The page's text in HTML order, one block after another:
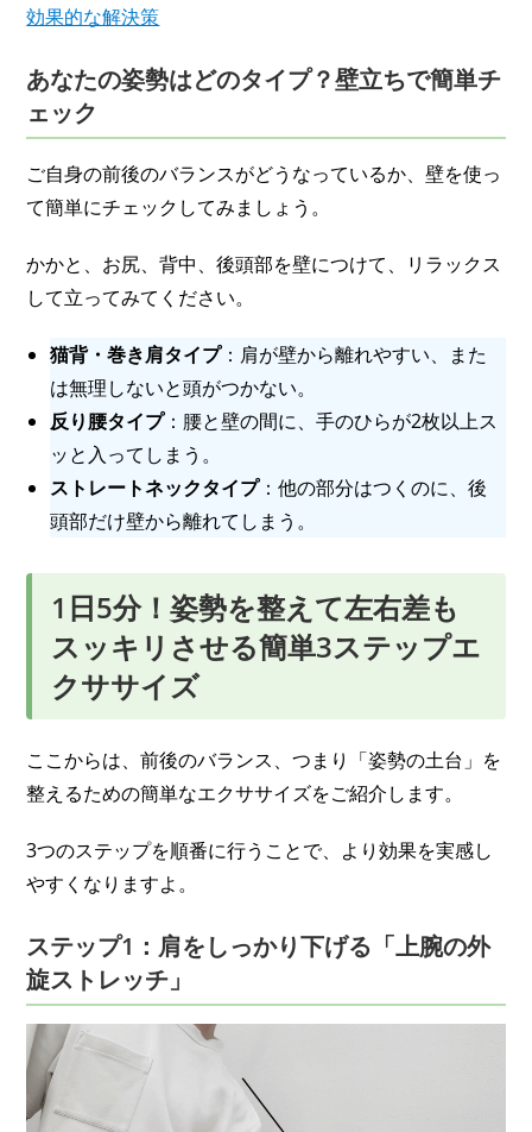
効果的な解決策
あなたの姿勢はどのタイプ？壁立ちで簡単チ
ェック
ご自身の前後のバランスがどうなっているか、壁を使っ
て簡単にチェックしてみましょう。
かかと、お尻、背中、後頭部を壁につけて、リラックス
して立ってみてください。
猫背・巻き肩タイプ：肩が壁から離れやすい、また
は無理しないと頭がつかない。
反り腰タイプ：腰と壁の間に、手のひらが2枚以上ス
ッと入ってしまう。
ストレートネックタイプ：他の部分はつくのに、後
頭部だけ壁から離れてしまう。
1日5分！姿勢を整えて左右差も
スッキリさせる簡単3ステップエ
クササイズ
ここからは、前後のバランス、つまり「姿勢の土台」を
整えるための簡単なエクササイズをご紹介します。
3つのステップを順番に行うことで、より効果を実感し
やすくなりますよ。
ステップ1：肩をしっかり下げる「上腕の外
旋ストレッチ」